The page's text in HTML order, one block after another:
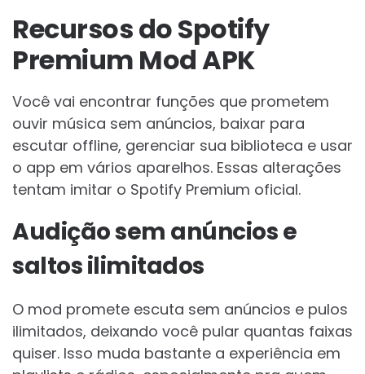
Recursos do Spotify
Premium Mod APK
Você vai encontrar funções que prometem
ouvir música sem anúncios, baixar para
escutar offline, gerenciar sua biblioteca e usar
o app em vários aparelhos. Essas alterações
tentam imitar o Spotify Premium oficial.
Audição sem anúncios e
saltos ilimitados
O mod promete escuta sem anúncios e pulos
ilimitados, deixando você pular quantas faixas
quiser. Isso muda bastante a experiência em